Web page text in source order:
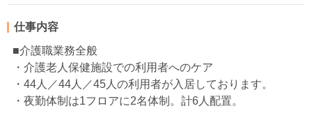
仕事内容
■介護職業務全般
・介護老人保健施設での利用者へのケア
・44人／44人／45人の利用者が入居しております。
・夜勤体制は1フロアに2名体制。計6人配置。